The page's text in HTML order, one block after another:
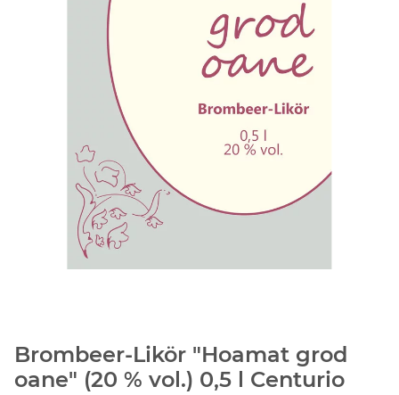
Brombeer-Likör "Hoamat grod
oane" (20 % vol.) 0,5 l Centurio